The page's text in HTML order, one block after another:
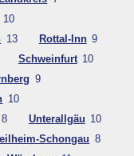
10
13 Rottal-Inn 9
Schweinfurt 10
9
10
8 Unterallgäu 10
Schongau 8